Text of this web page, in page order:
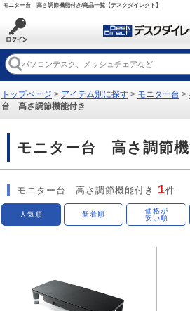
モニター台 高さ調節機能付き/商品一覧【デスクダイレクト】
トップページ > アイテム別に探す > モニター台 >
台 高さ調節機能付き
モニター台 高さ調節機
モニター台 高さ調節機能付き 1件
人気順 新着順
価格が
安い順